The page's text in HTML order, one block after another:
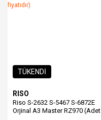
TÜKENDİ
RISO
Riso S-2632 S-5467 S-6872E
Orjinal A3 Master RZ970 (Adet